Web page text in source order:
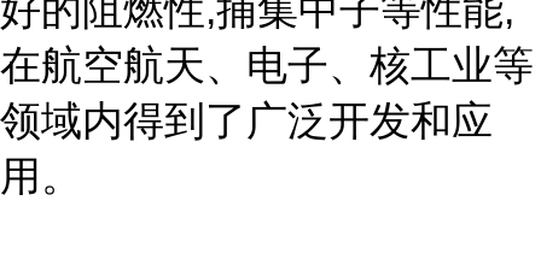
好的阻燃性,捕集中子等性能,
在航空航天、电子、核工业等
领域内得到了广泛开发和应
用。